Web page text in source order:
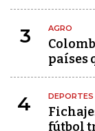
3 AGRO
países
4 DEPORTES
fútbol